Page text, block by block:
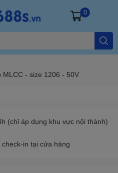
0
- size 1206 - 50V
(chỉ áp dụng khu vực nội thành)
in tại cửa hàng